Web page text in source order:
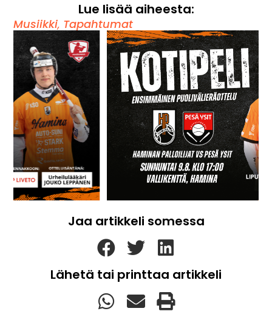
Lue lisää aiheesta:
Musiikki, Tapahtumat
Jaa artikkeli somessa
Lähetä tai printtaa artikkeli